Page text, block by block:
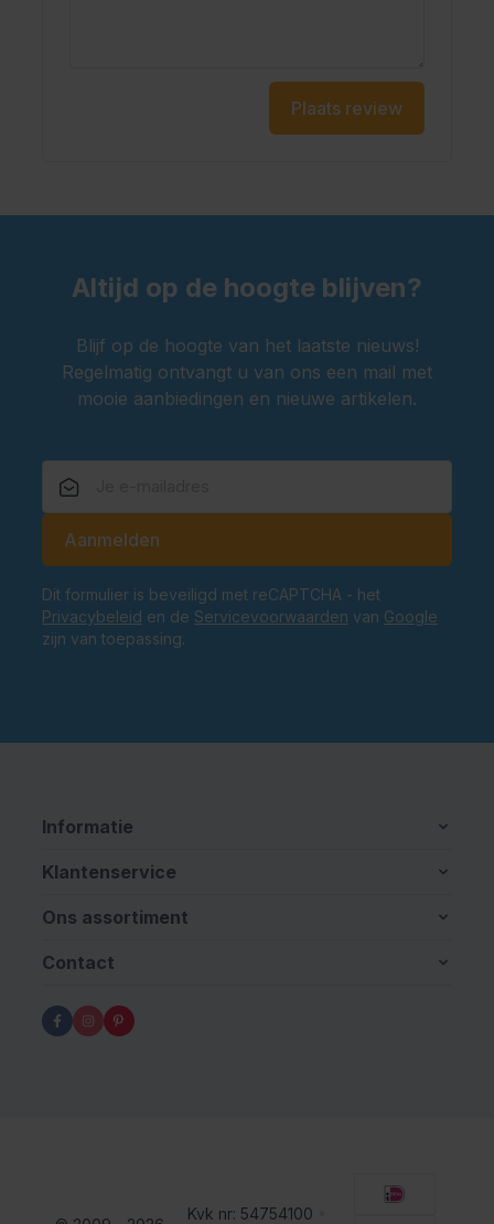
Plaats review
Altijd op de hoogte blijven?
Blijf op de hoogte van het laatste nieuws!
Regelmatig ontvangt u van ons een mail met
mooie aanbiedingen en nieuwe artikelen.
Aanmelden
Dit formulier is beveiligd met reCAPTCHA - het
Privacybeleid en de Servicevoorwaarden van Google
zijn van toepassing.
Informatie
Klantenservice
Ons assortiment
Contact
Kvk nr: 54754100